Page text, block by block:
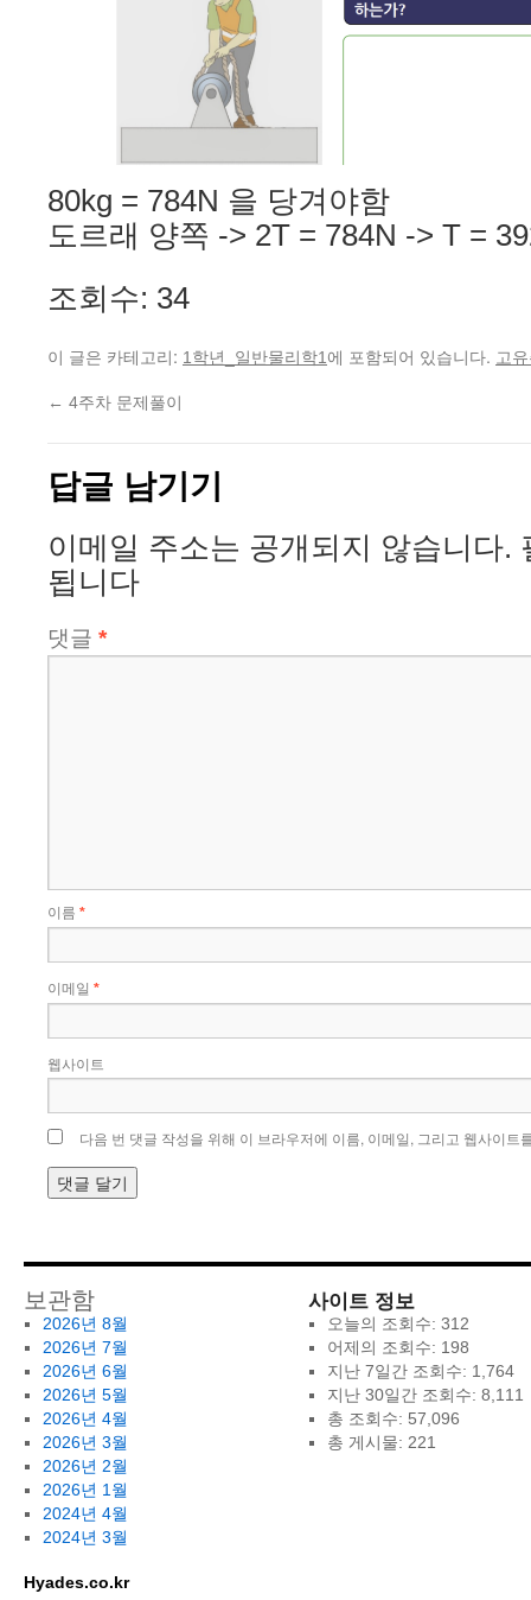
80kg = 784N 을 당겨야함
도르래 양쪽 -> 2T = 784N -> T =
조회수: 34
이 글은 카테고리: 1학년_일반물리학1 에 포함되어 있습니다. 고
← 4주차 문제풀이
답글 남기기
이메일 주소는 공개되지 않습니다.
됩니다
댓글 *
이름 *
이메일 *
웹사이트
다음 번 댓글 작성을 위해 이 브라우저에 이름, 이메일, 그리고 웹사이트
보관함
2026년 8월
2026년 7월
2026년 6월
2026년 5월
2026년 4월
2026년 3월
2026년 2월
2026년 1월
2024년 4월
2024년 3월
사이트 정보
오늘의 조회수: 312
어제의 조회수: 198
지난 7일간 조회수: 1,764
지난 30일간 조회수: 8,111
총 조회수: 57,096
총 게시물: 221
Hyades.co.kr